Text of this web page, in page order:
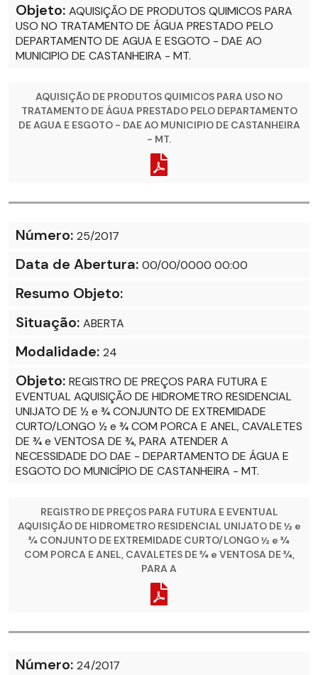
Objeto: AQUISIÇÃO DE PRODUTOS QUIMICOS PARA
USO NO TRATAMENTO DE ÁGUA PRESTADO PELO
DEPARTAMENTO DE AGUA E ESGOTO - DAE AO
MUNICIPIO DE CASTANHEIRA - MT.
AQUISIÇÃO DE PRODUTOS QUIMICOS PARA USO NO
TRATAMENTO DE ÁGUA PRESTADO PELO DEPARTAMENTO
DE AGUA E ESGOTO - DAE AO MUNICIPIO DE CASTANHEIRA
- MT.
Número: 25/2017
Data de Abertura: 00/00/0000 00:00
Resumo Objeto:
Situação: ABERTA
Modalidade: 24
Objeto: REGISTRO DE PREÇOS PARA FUTURA E
EVENTUAL AQUISIÇÃO DE HIDROMETRO RESIDENCIAL
UNIJATO DE ½ e ¾ CONJUNTO DE EXTREMIDADE
CURTO/LONGO ½ e ¾ COM PORCA E ANEL, CAVALETES
DE ¾ e VENTOSA DE ¾, PARA ATENDER A
NECESSIDADE DO DAE - DEPARTAMENTO DE ÁGUA E
ESGOTO DO MUNICÍPIO DE CASTANHEIRA - MT.
REGISTRO DE PREÇOS PARA FUTURA E EVENTUAL
AQUISIÇÃO DE HIDROMETRO RESIDENCIAL UNIJATO DE ½ e
¾ CONJUNTO DE EXTREMIDADE CURTO/LONGO ½ e ¾
COM PORCA E ANEL, CAVALETES DE ¾ e VENTOSA DE ¾,
PARA A
Número: 24/2017